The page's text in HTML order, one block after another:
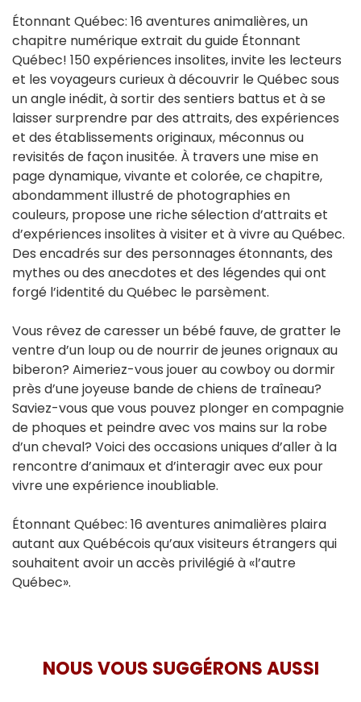
Étonnant Québec: 16 aventures animalières, un
chapitre numérique extrait du guide Étonnant
Québec! 150 expériences insolites, invite les lecteurs
et les voyageurs curieux à découvrir le Québec sous
un angle inédit, à sortir des sentiers battus et à se
laisser surprendre par des attraits, des expériences
et des établissements originaux, méconnus ou
revisités de façon inusitée. À travers une mise en
page dynamique, vivante et colorée, ce chapitre,
abondamment illustré de photographies en
couleurs, propose une riche sélection d’attraits et
d’expériences insolites à visiter et à vivre au Québec.
Des encadrés sur des personnages étonnants, des
mythes ou des anecdotes et des légendes qui ont
forgé l’identité du Québec le parsèment.
Vous rêvez de caresser un bébé fauve, de gratter le
ventre d’un loup ou de nourrir de jeunes orignaux au
biberon? Aimeriez-vous jouer au cowboy ou dormir
près d’une joyeuse bande de chiens de traîneau?
Saviez-vous que vous pouvez plonger en compagnie
de phoques et peindre avec vos mains sur la robe
d’un cheval? Voici des occasions uniques d’aller à la
rencontre d’animaux et d’interagir avec eux pour
vivre une expérience inoubliable.
Étonnant Québec: 16 aventures animalières plaira
autant aux Québécois qu’aux visiteurs étrangers qui
souhaitent avoir un accès privilégié à «l’autre
Québec».
NOUS VOUS SUGGÉRONS AUSSI